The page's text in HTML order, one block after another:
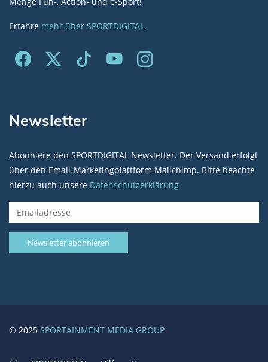
Erfahre mehr über SPORTDIGITAL.
Newsletter
Abonniere den SPORTDIGITAL Newsletter. Der Versand erfolgt
über den Email-Marketingplattform Mailchimp. Bitte beachte
hierzu auch unsere Datenschutzerklärung
© 2025 SPORTAINMENT MEDIA GROUP